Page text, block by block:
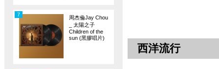
周杰倫Jay Chou
_ 太陽之子
Children of the
sun (黑膠唱片)
7
西洋流行